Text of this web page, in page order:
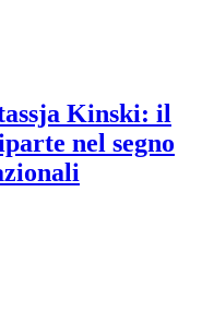
Kinski: il
nel segno